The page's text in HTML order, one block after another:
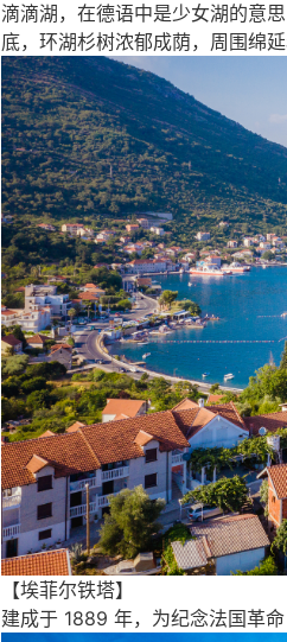
滴滴湖，在德语中是少女湖的意
底，环湖杉树浓郁成荫，周围绵
【埃菲尔铁塔】
建成于 1889 年，为纪念法国革